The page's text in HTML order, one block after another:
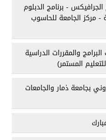
- برنامج الدبلوم
- مركز الجامعة للحاسوب
والمقررات الدراسية
المستمر)
بجامعة ذمار والجامعات